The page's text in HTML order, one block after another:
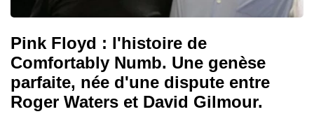
Pink Floyd : l'histoire de
Comfortably Numb. Une genèse
parfaite, née d'une dispute entre
Roger Waters et David Gilmour.